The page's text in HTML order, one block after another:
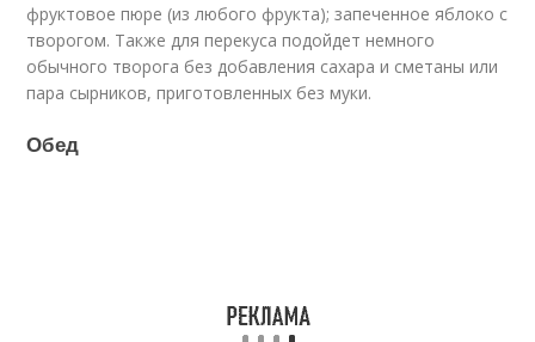
фруктовое пюре (из любого фрукта); запеченное яблоко с
творогом. Также для перекуса подойдет немного
обычного творога без добавления сахара и сметаны или
пара сырников, приготовленных без муки.
Обед